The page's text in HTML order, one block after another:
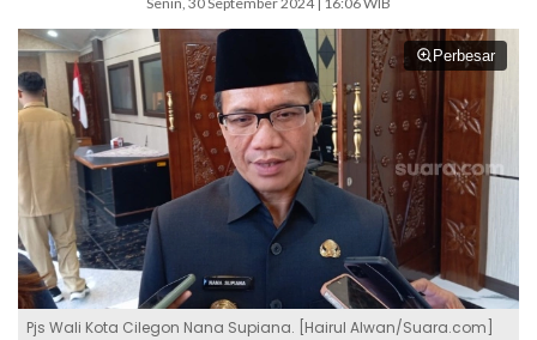
Perbesar
Pjs Wali Kota Cilegon Nana Supiana. [Hairul Alwan/Suara.com]